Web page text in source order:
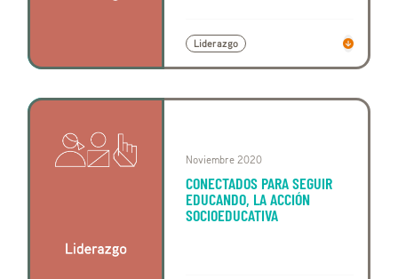
Liderazgo
Noviembre 2020
CONECTADOS PARA SEGUIR
EDUCANDO, LA ACCIÓN
SOCIOEDUCATIVA